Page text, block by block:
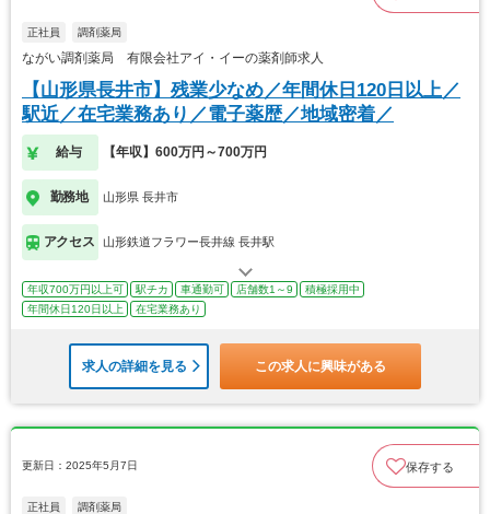
正社員 調剤薬局
ながい調剤薬局 有限会社アイ・イーの薬剤師求人
【山形県長井市】残業少なめ／年間休日120日以上／
駅近／在宅業務あり／電子薬歴／地域密着／
給与 【年収】600万円～700万円
勤務地 山形県 長井市
アクセス 山形鉄道フラワー長井線 長井駅
年収700万円以上可 駅チカ 車通勤可 店舗数1～9
積極採用中
年間休日120日以上
在宅業務あり
求人の詳細を見る この求人に興味がある
更新日：2025年5月7日 保存する
正社員 調剤薬局